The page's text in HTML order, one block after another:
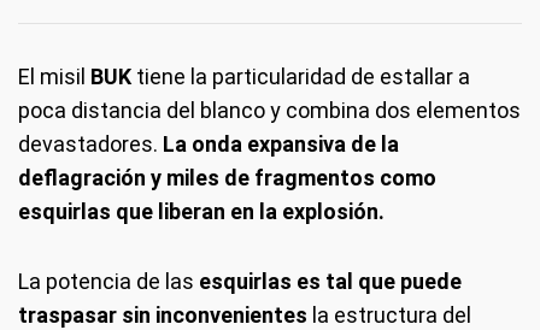
El misil BUK tiene la particularidad de estallar a
poca distancia del blanco y combina dos elementos
devastadores. La onda expansiva de la
deflagración y miles de fragmentos como
esquirlas que liberan en la explosión.
La potencia de las esquirlas es tal que puede
traspasar sin inconvenientes la estructura del